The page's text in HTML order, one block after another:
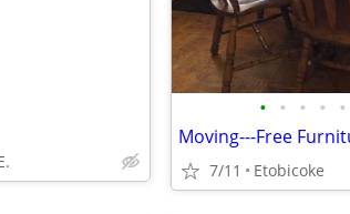
• • • • •
Moving---Free
7/11 Etobicoke